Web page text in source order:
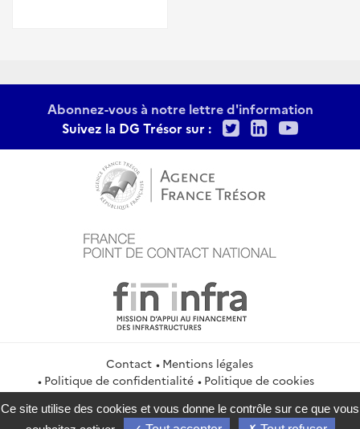
Abonnez-vous à notre lettre d'information
Suivez la DG Trésor sur :
TwitterLinkedIn
Contact
Mentions légales
Politique de confidentialité
Politique de cookies
Gestion des cookies
Ce site utilise des cookies et vous donne le contrôle sur ce que vous